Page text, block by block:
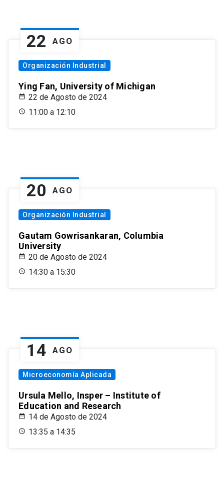
22 AGO
Organización Industrial
Ying Fan, University of Michigan
22 de Agosto de 2024
11:00 a 12:10
20 AGO
Organización Industrial
Gautam Gowrisankaran, Columbia
University
20 de Agosto de 2024
14:30 a 15:30
14 AGO
Microeconomía Aplicada
Ursula Mello, Insper – Institute of
Education and Research
14 de Agosto de 2024
13:35 a 14:35